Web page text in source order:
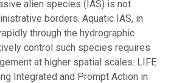
alien species (IAS) is not
borders. Aquatic IAS, in
through the hydrographic
control such species requires
at higher spatial scales. LIFE
Integrated and Prompt Action in